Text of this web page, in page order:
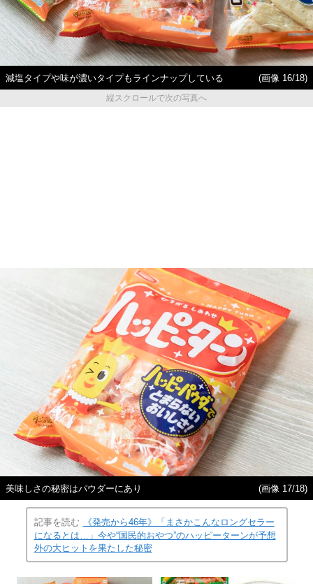
減塩タイプや味が濃いタイプもラインナップしている
(画像 16/18)
縦スクロールで次の写真へ
美味しさの秘密はパウダーにあり (画像 17/18)
記事を読む
《発売から46年》「まさかこんなロングセラー
になるとは…」今や“国民的おやつ”のハッピーターンが予想
外の大ヒットを果たした秘密